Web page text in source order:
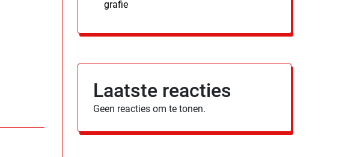
grafie
Laatste reacties
Geen reacties om te tonen.